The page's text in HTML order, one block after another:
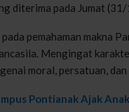
diterima pada Jumat (31/
pada pemahaman makna
Mengingat
moral, persatuan, dan
Pontianak Ajak